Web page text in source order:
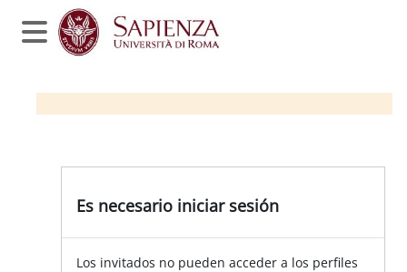
Salta al contenido principal
Panel lateral
Es necesario iniciar sesión
Los invitados no pueden acceder a los perfiles